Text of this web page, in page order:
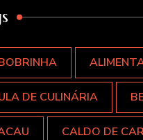
DE CULINÁRIA
CALDO DE